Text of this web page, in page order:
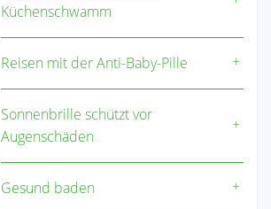
Küchenschwamm
Reisen mit der Anti-Baby-Pille
Sonnenbrille schützt vor
Augenschäden
Gesund baden